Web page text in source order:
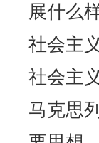
展什么
社会主
社会主
马克思